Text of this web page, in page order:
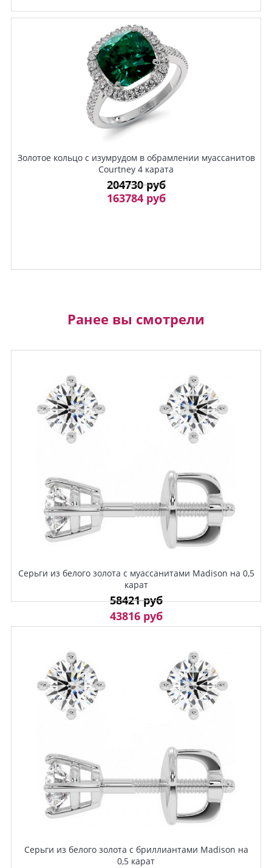
Золотое кольцо с изумрудом в обрамлении муассанитов
Courtney 4 карата
204730 руб
163784 руб
Ранее вы смотрели
Серьги из белого золота с муассанитами Madison на 0,5
карат
58421 руб
43816 руб
Серьги из белого золота с бриллиантами Madison на
0,5 карат